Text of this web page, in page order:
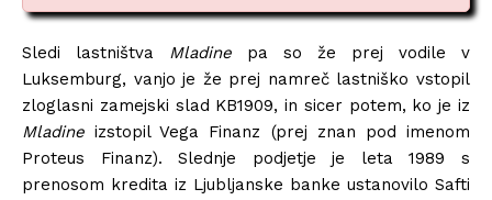
Sledi lastništva Mladine pa so že prej vodile v
Luksemburg, vanjo je že prej namreč lastniško vstopil
zloglasni zamejski slad KB1909, in sicer potem, ko je iz
Mladine izstopil Vega Finanz (prej znan pod imenom
Proteus Finanz). Slednje podjetje je leta 1989 s
prenosom kredita iz Ljubljanske banke ustanovilo Safti